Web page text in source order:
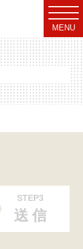
t
o
g
g
l
e
n
v
i
g
MENU
STEP3
送信